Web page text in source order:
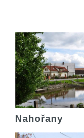
Nahořany